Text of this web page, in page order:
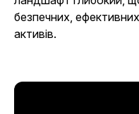
безпечних,
активів.